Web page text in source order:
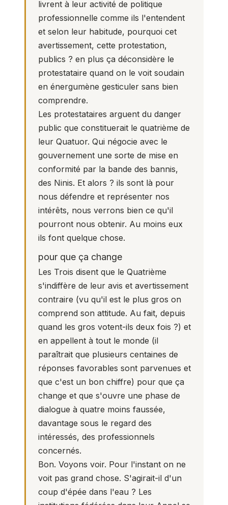
livrent à leur activité de politique
professionnelle comme ils l'entendent
et selon leur habitude, pourquoi cet
avertissement, cette protestation,
publics ? en plus ça déconsidère le
protestataire quand on le voit soudain
en énergumène gesticuler sans bien
comprendre.
Les protestataires arguent du danger
public que constituerait le quatrième de
leur Quatuor. Qui négocie avec le
gouvernement une sorte de mise en
conformité par la bande des bannis,
des Ninis. Et alors ? ils sont là pour
nous défendre et représenter nos
intérêts, nous verrons bien ce qu'il
pourront nous obtenir. Au moins eux
ils font quelque chose.
pour que ça change
Les Trois disent que le Quatrième
s'indiffère de leur avis et avertissement
contraire (vu qu'il est le plus gros on
comprend son attitude. Au fait, depuis
quand les gros votent-ils deux fois ?) et
en appellent à tout le monde (il
paraîtrait que plusieurs centaines de
réponses favorables sont parvenues et
que c'est un bon chiffre) pour que ça
change et que s'ouvre une phase de
dialogue à quatre moins faussée,
davantage sous le regard des
intéressés, des professionnels
concernés.
Bon. Voyons voir. Pour l'instant on ne
voit pas grand chose. S'agirait-il d'un
coup d'épée dans l'eau ? Les